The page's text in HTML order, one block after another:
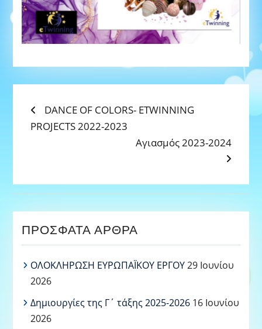
ΠΛΟΉΓΗΣΗ
ΆΡΘΡΩΝ
Previous
post:
DANCE OF COLORS- ETWINNING
PROJECTS 2022-2023
Next
Αγιασμός 2023-2024
ΠΡΌΣΦΑΤΑ ΆΡΘΡΑ
ΟΛΟΚΛΗΡΩΣΗ ΕΥΡΩΠΑΪΚΟΥ ΕΡΓΟΥ29 Ιουνίου
2026
Δημιουργίες της Γ΄ τάξης 2025-2026 16 Ιουνίου
2026